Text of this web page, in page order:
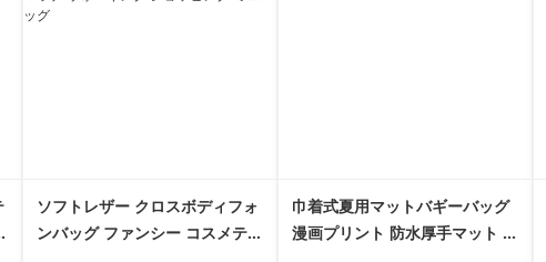
ソフトレザー クロスボディフォ
ンバッグ ファンシー コスメティ
巾着式夏用マットバギーバッグ
漫画プリント 防水厚手マット 防